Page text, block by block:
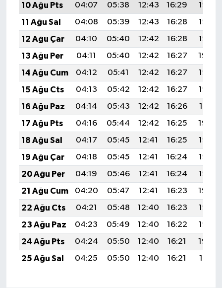
10 Ağu Pts
04:07 05:38 12:43 16:29
19:38
11 Ağu Sal
04:08 05:39 12:43 16:28
19:37
12 Ağu Çar
04:10 05:40 12:42 16:28
19:35
13 Ağu Per
04:11 05:40 12:42 16:27
19:34
14 Ağu Cum
04:12 05:41 12:42 16:27
19:33
15 Ağu Cts
04:13 05:42 12:42 16:27
19:32
16 Ağu Paz
04:14 05:43 12:42 16:26
19:31
17 Ağu Pts
04:16 05:44 12:42 16:25
19:29
18 Ağu Sal
04:17 05:45 12:41 16:25
19:28
19 Ağu Çar
04:18 05:45 12:41 16:24
19:27
20 Ağu Per
04:19 05:46 12:41 16:24
19:26
21 Ağu Cum
04:20 05:47 12:41 16:23
19:24
22 Ağu Cts
04:21 05:48 12:40 16:23
19:23
23 Ağu Paz
04:23 05:49 12:40 16:22
19:22
24 Ağu Pts
04:24 05:50 12:40 16:21
19:20
25 Ağu Sal
04:25 05:50 12:40 16:21 19:19